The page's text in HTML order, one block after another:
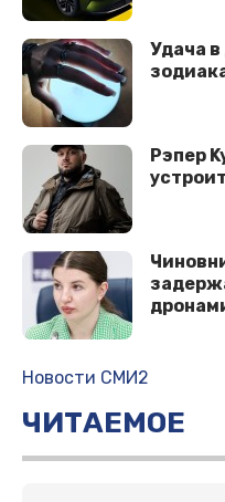
Удача в
Рэпер
Новости СМИ2
ЧИТАЕМОЕ